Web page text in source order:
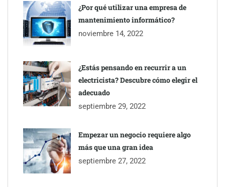
¿Por qué utilizar una empresa de
mantenimiento informático?
noviembre 14, 2022
¿Estás pensando en recurrir a un
electricista? Descubre cómo elegir el
adecuado
septiembre 29, 2022
Empezar un negocio requiere algo
más que una gran idea
septiembre 27, 2022